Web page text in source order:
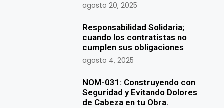
agosto 20, 2025
Responsabilidad Solidaria;
cuando los contratistas no
cumplen sus obligaciones
agosto 4, 2025
NOM-031: Construyendo con
Seguridad y Evitando Dolores
de Cabeza en tu Obra.